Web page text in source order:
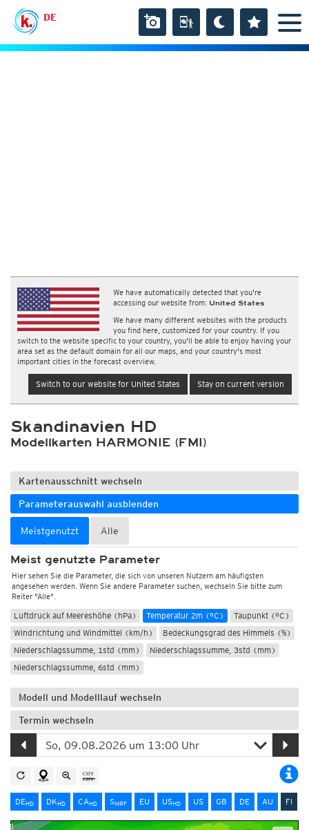
DE
We have automatically detected that you're
accessing our website from: United States
We have many different websites with the products
you find here, customized for your country. If you
switch to the website specific to your country, you'll be able to enjoy having your
area set as the default domain for all our maps, and your country's most
important cities in the forecast overview.
Switch to our website for United States Stay on current version
Skandinavien HD
Modellkarten HARMONIE (FMI)
Kartenausschnitt wechseln
Parameterauswahl ausblenden
Meistgenutzt Alle
Meist genutzte Parameter
Hier sehen Sie die Parameter, die sich von unseren Nutzern am häufigsten
angesehen werden. Wenn Sie andere Parameter suchen, wechseln Sie bitte zum
Reiter "Alle".
Luftdruck auf Meereshöhe (hPa) Temperatur 2m (°C)
Taupunkt (°C)
Windrichtung und Windmittel (km/h)
Bedeckungsgrad des Himmels (%)
Niederschlagssumme, 1std (mm)
Niederschlagssumme, 3std (mm)
Niederschlagssumme, 6std (mm)
Modell und Modelllauf wechseln
Termin wechseln
DEHD DKHD CAHD SMRF EU USHD US GB DE AU FI